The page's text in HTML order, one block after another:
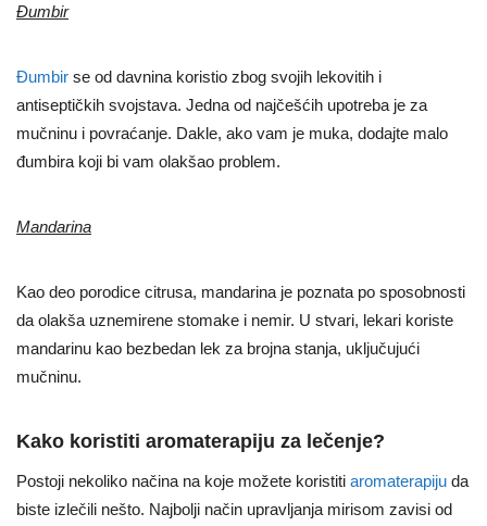
Đumbir
Đumbir se od davnina koristio zbog svojih lekovitih i
antiseptičkih svojstava. Jedna od najčešćih upotreba je za
mučninu i povraćanje. Dakle, ako vam je muka, dodajte malo
đumbira koji bi vam olakšao problem.
Mandarina
Kao deo porodice citrusa, mandarina je poznata po sposobnosti
da olakša uznemirene stomake i nemir. U stvari, lekari koriste
mandarinu kao bezbedan lek za brojna stanja, uključujući
mučninu.
Kako koristiti aromaterapiju za lečenje?
Postoji nekoliko načina na koje možete koristiti aromaterapiju da
biste izlečili nešto. Najbolji način upravljanja mirisom zavisi od